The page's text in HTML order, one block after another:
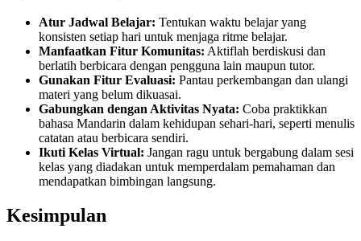
Atur Jadwal Belajar: Tentukan waktu belajar yang
konsisten setiap hari untuk menjaga ritme belajar.
Manfaatkan Fitur Komunitas: Aktiflah berdiskusi dan
berlatih berbicara dengan pengguna lain maupun tutor.
Gunakan Fitur Evaluasi: Pantau perkembangan dan ulangi
materi yang belum dikuasai.
Gabungkan dengan Aktivitas Nyata: Coba praktikkan
bahasa Mandarin dalam kehidupan sehari-hari, seperti menulis
catatan atau berbicara sendiri.
Ikuti Kelas Virtual: Jangan ragu untuk bergabung dalam sesi
kelas yang diadakan untuk memperdalam pemahaman dan
mendapatkan bimbingan langsung.
Kesimpulan